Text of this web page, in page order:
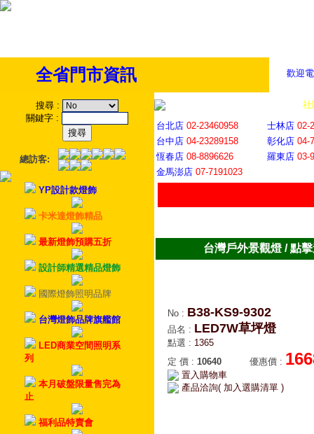
歡迎
全省門市資訊
搜尋 :
關鍵字 :
總訪客:
YP設計款燈飾
卡米達燈飾精品
最新燈飾預購五折
設計師精選精品燈飾
國際燈飾照明品牌
台灣燈飾品牌旗艦館
LED商業空間照明系
列
本月破盤限量售完為
止
福利品特賣會
社
台北店 02-23460958 士林店 02-
台中店 04-23289158 彰化店 04-
恆春店 08-8896626 羅東店 03-
金馬澎店 07-7191023
台灣戶外景觀燈 / 點
No : B38-KS9-9302
品名 : LED7W草坪燈
點選 : 1365
定 價 : 10640 優惠價 :
置入購物車
產品洽詢( 加入選購清單 )